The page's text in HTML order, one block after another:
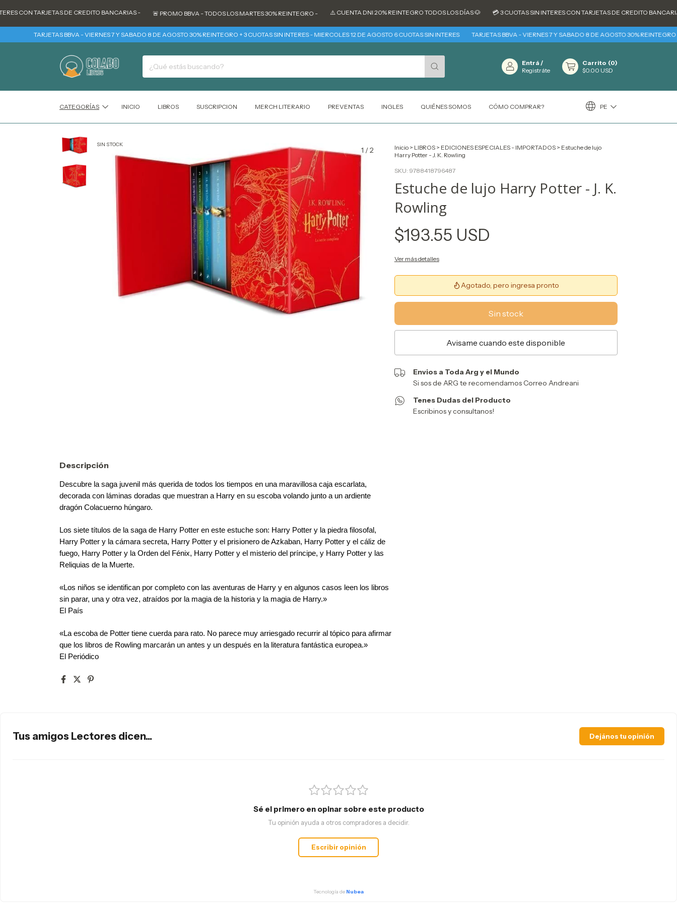
CON TARJETAS DE CREDITO BANCARIAS - 🚨 PROMO BBVA - TODOS LOS MARTES 30% REINTEGRO - ⚠️ CUENTA DNI 20% REINTEGRO TODOS LOS DÍAS 🐶 💳 3 CUOTAS SIN INTERES CON TARJETAS DE CREDITO BANCARIAS -
TARJETAS BBVA - VIERNES 7 Y SABADO 8 DE AGOSTO 30% REINTEGRO + 3 CUOTAS SIN INTERES - MIERCOLES 12 DE AGOSTO 6 CUOTAS SIN INTERES TARJETAS BBVA - VIERNES 7 Y SABADO 8 DE AGOSTO 30% REINTEGRO + 3
Entrá /
Registráte
Carrito (0)
$0.00 USD
CATEGORÍAS INICIO LIBROS SUSCRIPCION MERCH LITERARIO PREVENTAS INGLES QUIÉNES SOMOS CÓMO COMPRAR? PE
SIN STOCK
1 /2 Inicio > LIBROS > EDICIONES ESPECIALES - IMPORTADOS > Estuche de lujo
Harry Potter - J. K. Rowling
SKU: 9788418796487
Estuche de lujo Harry Potter - J. K.
Rowling
$193.55 USD
Ver más detalles
Agotado, pero ingresa pronto
Avisame cuando este disponible
Envios a Toda Arg y el Mundo
Si sos de ARG te recomendamos Correo Andreani
Tenes Dudas del Producto
Escribinos y consultanos!
Descripción
Descubre la saga juvenil más querida de todos los tiempos en una maravillosa caja escarlata,
decorada con láminas doradas que muestran a Harry en su escoba volando junto a un ardiente
dragón Colacuerno húngaro.
Los siete títulos de la saga de Harry Potter en este estuche son: Harry Potter y la piedra filosofal,
Harry Potter y la cámara secreta, Harry Potter y el prisionero de Azkaban, Harry Potter y el cáliz de
fuego, Harry Potter y la Orden del Fénix, Harry Potter y el misterio del príncipe, y Harry Potter y las
Reliquias de la Muerte.
«Los niños se identifican por completo con las aventuras de Harry y en algunos casos leen los libros
sin parar, una y otra vez, atraídos por la magia de la historia y la magia de Harry.»
El País
«La escoba de Potter tiene cuerda para rato. No parece muy arriesgado recurrir al tópico para afirmar
que los libros de Rowling marcarán un antes y un después en la literatura fantástica europea.»
El Periódico
Tus amigos Lectores dicen... Dejános tu opinión
Sé el primero en opinar sobre este producto
Tu opinión ayuda a otros compradores a decidir.
Escribir opinión
Tecnología de Nubea